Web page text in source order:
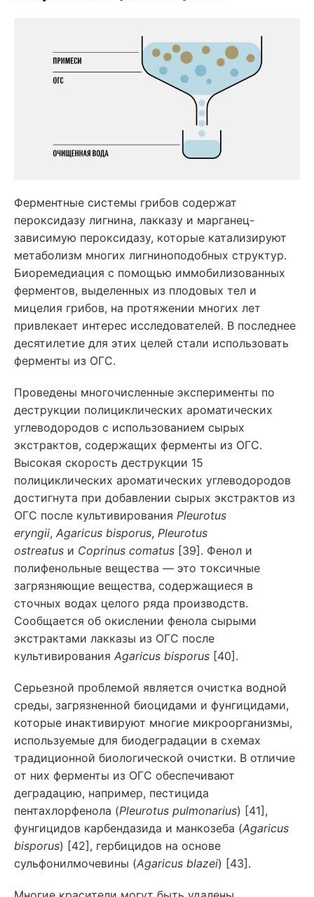
Ферментные системы грибов содержат
пероксидазу лигнина, лакказу и марганец-
зависимую пероксидазу, которые катализируют
метаболизм многих лигниноподобных структур.
Биоремедиация с помощью иммобилизованных
ферментов, выделенных из плодовых тел и
мицелия грибов, на протяжении многих лет
привлекает интерес исследователей. В последнее
десятилетие для этих целей стали использовать
ферменты из ОГС.
Проведены многочисленные эксперименты по
деструкции полициклических ароматических
углеводородов с использованием сырых
экстрактов, содержащих ферменты из ОГС.
Высокая скорость деструкции 15
полициклических ароматических углеводородов
достигнута при добавлении сырых экстрактов из
ОГС после культивирования Pleurotus
eryngii, Agaricus bisporus, Pleurotus
ostreatus и Coprinus comatus [39]. Фенол и
полифенольные вещества — это токсичные
загрязняющие вещества, содержащиеся в
сточных водах целого ряда производств.
Сообщается об окислении фенола сырыми
экстрактами лакказы из ОГС после
культивирования Agaricus bisporus [40].
Серьезной проблемой является очистка водной
среды, загрязненной биоцидами и фунгицидами,
которые инактивируют многие микроорганизмы,
используемые для биодеградации в схемах
традиционной биологической очистки. В отличие
от них ферменты из ОГС обеспечивают
деградацию, например, пестицида
пентахлорфенола (Pleurotus pulmonarius) [41],
фунгицидов карбендазида и манкозеба (Agaricus
bisporus) [42], гербицидов на основе
сульфонилмочевины (Agaricus blazei) [43].